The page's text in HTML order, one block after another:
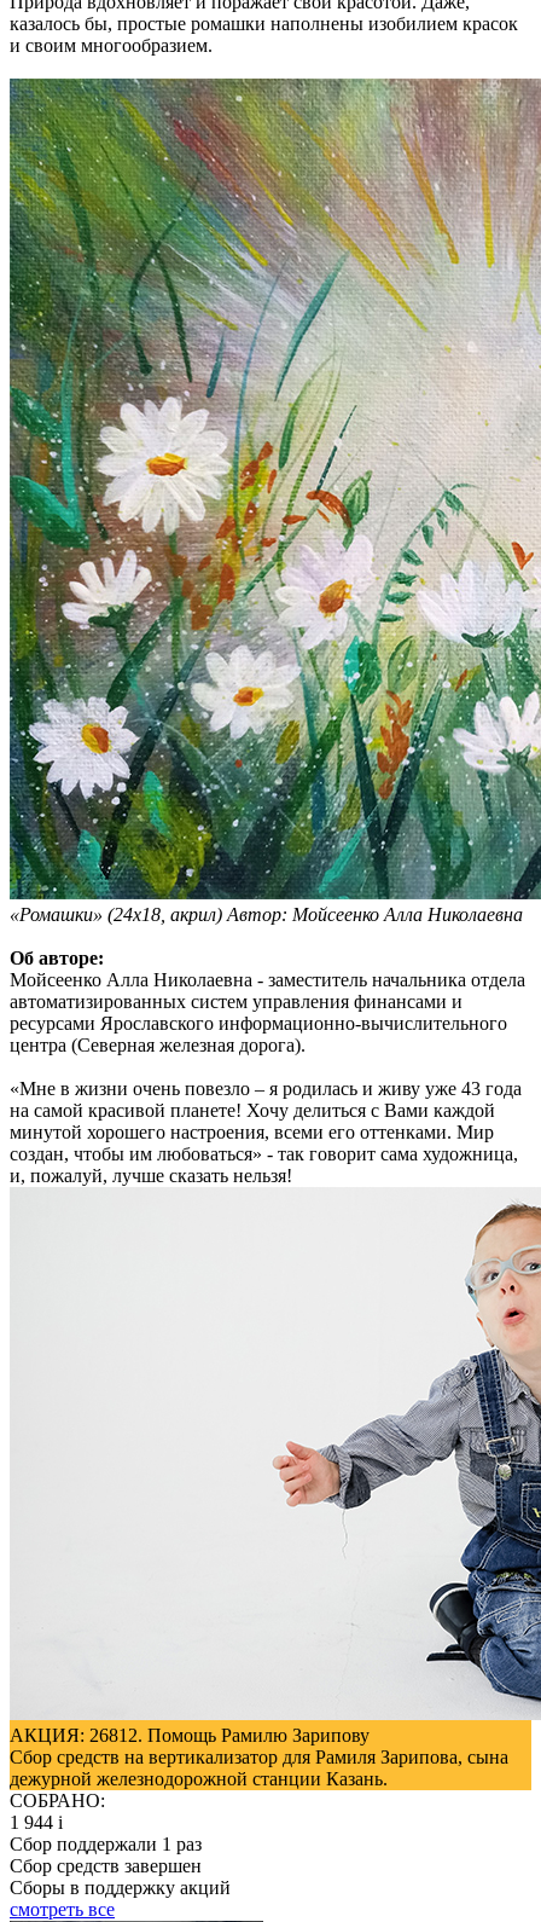
казалось бы, простые ромашки наполнены изобилием красок
и своим многообразием.
«Ромашки» (24х18, акрил) Автор: Мойсеенко Алла Николаевна
Об авторе:
Мойсеенко Алла Николаевна - заместитель начальника отдела
автоматизированных систем управления финансами и
ресурсами Ярославского информационно-вычислительного
центра (Северная железная дорога).
«Мне в жизни очень повезло – я родилась и живу уже 43 года
на самой красивой планете! Хочу делиться с Вами каждой
минутой хорошего настроения, всеми его оттенками. Мир
создан, чтобы им любоваться» - так говорит сама художница,
и, пожалуй, лучше сказать нельзя!
АКЦИЯ: 26812. Помощь Рамилю Зарипову
Сбор средств на вертикализатор для Рамиля Зарипова, сына
дежурной железнодорожной станции Казань.
СОБРАНО:
1 944 i
Сбор поддержали 1 раз
Сбор средств завершен
Сборы в поддержку акций
смотреть все